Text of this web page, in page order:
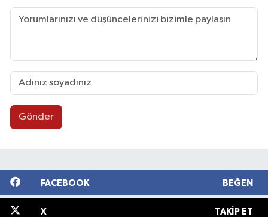
Gönder
FACEBOOK BEĞEN
X TAKIP ET